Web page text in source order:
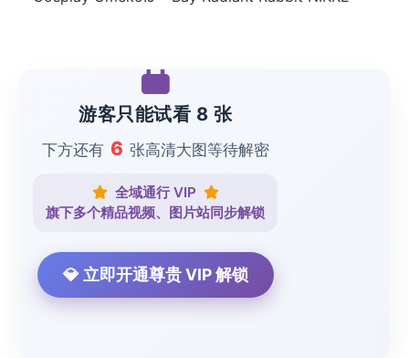
游客只能试看 8 张
下方还有 6 张高清大图等待解密
全域通行 VIP
旗下多个精品视频、图片站同步解锁
💎 立即开通尊贵 VIP 解锁